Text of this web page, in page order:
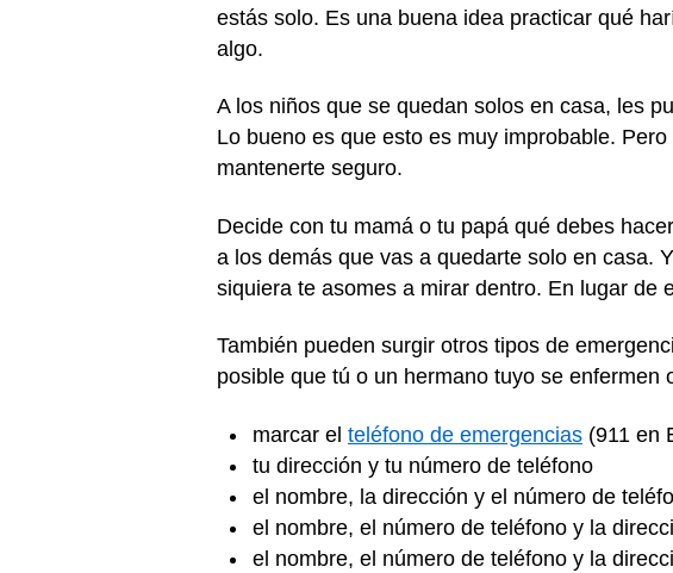
estás solo. Es una buena idea practicar qué
algo.
A los niños que se quedan solos en casa, les
Lo bueno es que esto es muy improbable.
mantenerte seguro.
Decide con tu mamá o tu papá qué debes
a los demás que vas a quedarte solo en casa.
siquiera te asomes a mirar dentro. En lugar de
También pueden surgir otros tipos de
posible que tú o un hermano tuyo se
marcar el teléfono de emergencias (911 en
tu dirección y tu número de teléfono
el nombre, la dirección y el número de
el nombre, el número de teléfono y la
el nombre, el número de teléfono y la